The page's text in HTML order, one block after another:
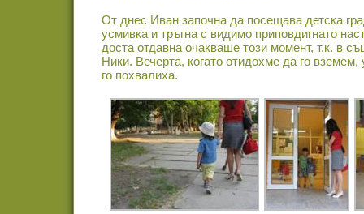
От днес Иван започна да посещава детска
усмивка и тръгна с видимо приповдигнато
доста отдавна очакваше този момент, т.к. в
Ники. Вечерта, когато отидохме да го вземем,
го похвалиха.